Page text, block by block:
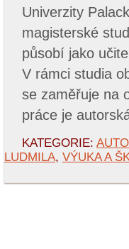
Univerzity
magisterské
působí jako
V rámci studia
se zaměřuje na
práce je
KATEGORIE:
LUDMILA, VÝUKA A